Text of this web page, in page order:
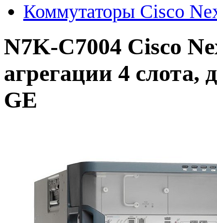
Коммутаторы Cisco
N7K-C7004 Cisco
агрегации 4 слота,
GE